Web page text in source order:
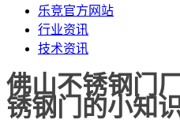
乐竞官方网站
行业资讯
技术资讯
佛山不锈钢门
锈钢门的小知